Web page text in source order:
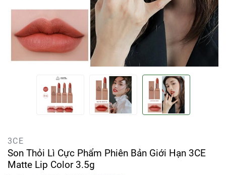
3CE
Son Thỏi Lì Cực Phẩm Phiên Bản Giới Hạn 3CE
Matte Lip Color 3.5g